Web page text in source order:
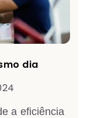
dia
a eficiência